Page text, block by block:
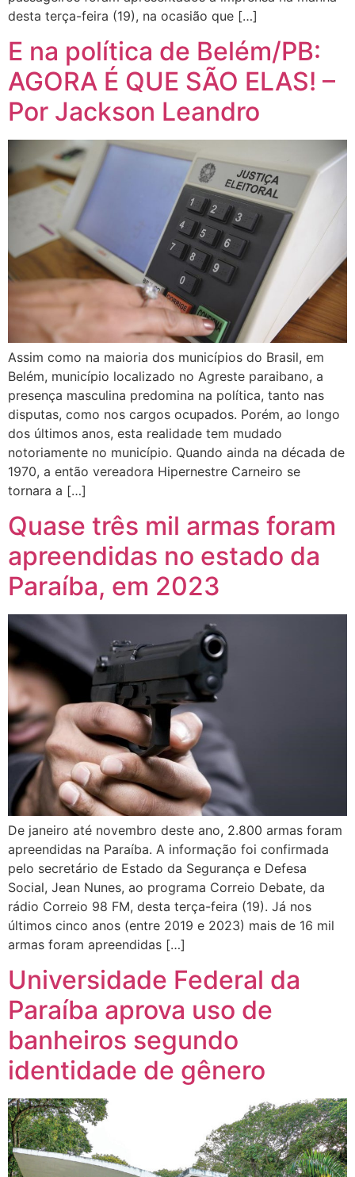
desta terça-feira (19), na ocasião que […]
E na política de Belém/PB:
AGORA É QUE SÃO ELAS! –
Por Jackson Leandro
Assim como na maioria dos municípios do Brasil, em
Belém, município localizado no Agreste paraibano, a
presença masculina predomina na política, tanto nas
disputas, como nos cargos ocupados. Porém, ao longo
dos últimos anos, esta realidade tem mudado
notoriamente no município. Quando ainda na década de
1970, a então vereadora Hipernestre Carneiro se
tornara a […]
Quase três mil armas foram
apreendidas no estado da
Paraíba, em 2023
De janeiro até novembro deste ano, 2.800 armas foram
apreendidas na Paraíba. A informação foi confirmada
pelo secretário de Estado da Segurança e Defesa
Social, Jean Nunes, ao programa Correio Debate, da
rádio Correio 98 FM, desta terça-feira (19). Já nos
últimos cinco anos (entre 2019 e 2023) mais de 16 mil
armas foram apreendidas […]
Universidade Federal da
Paraíba aprova uso de
banheiros segundo
identidade de gênero